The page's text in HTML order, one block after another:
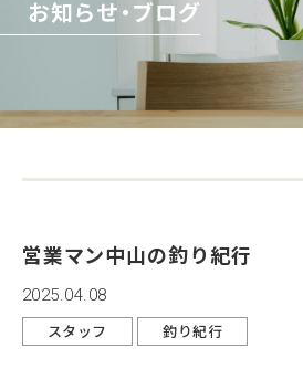
お知らせ・ブログ
営業マン中山の釣り紀行
2025.04.08
スタッフ 釣り紀行